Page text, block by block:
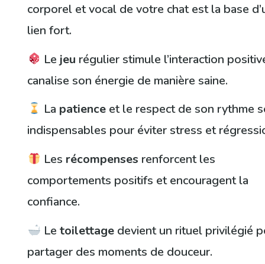
corporel et vocal de votre chat est la base
lien fort.
Le jeu régulier stimule l’interaction
canalise son énergie de manière saine.
La patience et le respect de son rythme
indispensables pour éviter stress et
Les récompenses renforcent les
comportements positifs et encouragent la
confiance.
Letoilettage devient un rituel privilégié
partager des moments de douceur.